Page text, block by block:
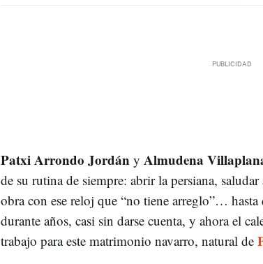
Patxi Arrondo Jordán y Almudena
de su rutina de siempre: abrir la persiana,
obra con ese reloj que “no tiene arreglo”…
durante años, casi sin darse cuenta, y ahora el
trabajo para este matrimonio navarro, natural de